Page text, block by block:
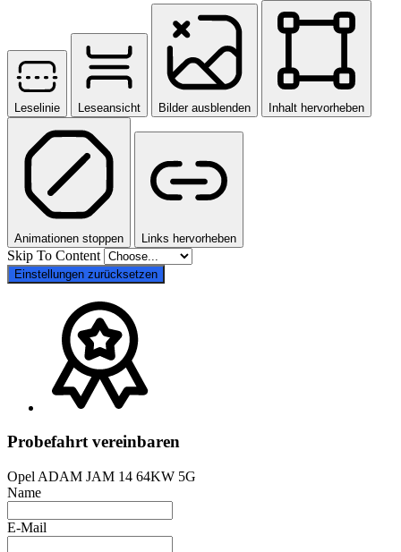
Leselinie Leseansicht Bilder ausblenden Inhalt hervorheben
Animationen stoppen Links hervorheben
Skip To Content
Einstellungen zurücksetzen
Probefahrt vereinbaren
Opel ADAM JAM 14 64KW 5G
Name
E-Mail